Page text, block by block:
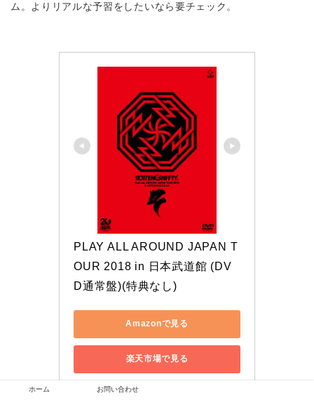
ム。よりリアルな予習をしたいなら要チェック。
PLAY ALL AROUND JAPAN T
OUR 2018 in 日本武道館 (DV
D通常盤)(特典なし)
Amazonで見る
楽天市場で見る
Yahoo!ショッピングで見る
ホーム お問い合わせ